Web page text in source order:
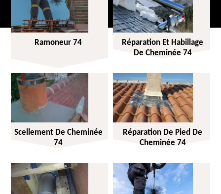
Ramoneur 74
Réparation Et Habillage
De Cheminée 74
Scellement De Cheminée
74
Réparation De Pied De
Cheminée 74